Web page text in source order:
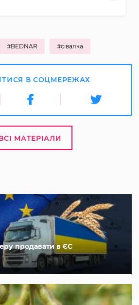
#BEDNAR #сівалка
В СОЦМЕРЕЖАХ
МАТЕРІАЛИ
продавати в ЄС